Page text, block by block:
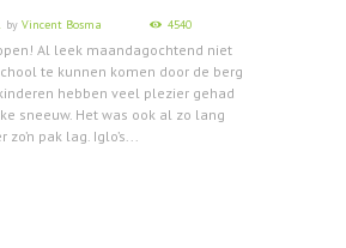
by Vincent Bosma 4540
Al leek maandagochtend niet
te kunnen komen door de berg
hebben veel plezier gehad
sneeuw. Het was ook al zo lang
pak lag. Iglo’s...